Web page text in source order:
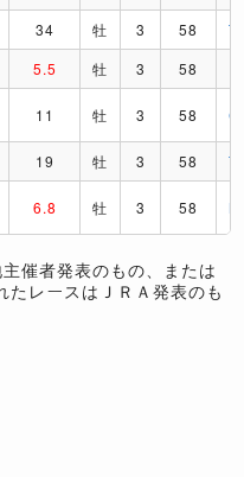
34 牡 3 58
T
5.5 牡 3 58
11 牡 3 58 C
19 牡 3 58 T
6.8 牡 3 58
催者発表のもの、または
たレースはＪＲＡ発表のも